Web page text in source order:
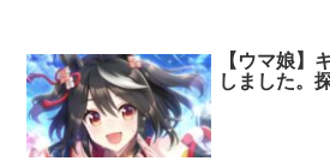
【ウマ娘】
しました。